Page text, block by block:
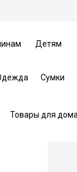
Детям
Сумки
Товары для дома